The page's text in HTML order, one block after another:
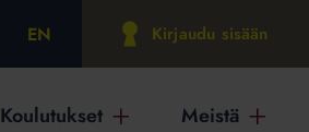
EN Kirjaudu sisään
Koulutukset Meistä